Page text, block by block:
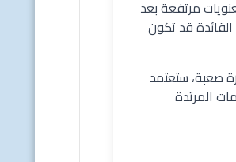
مرتفعة بعد
القائدة قد تكون
صعبة، ستعتمد
المرتدة